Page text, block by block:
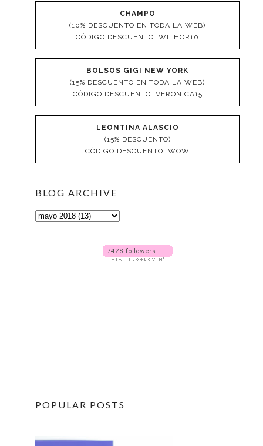
CHAMPO
(10% DESCUENTO EN TODA LA WEB)
CÓDIGO DESCUENTO: WITHOR10
BOLSOS GIGI NEW YORK
(15% DESCUENTO EN TODA LA WEB)
CÓDIGO DESCUENTO: VERONICA15
LEONTINA ALASCIO
(15% DESCUENTO)
CÓDIGO DESCUENTO: WOW
BLOG ARCHIVE
POPULAR POSTS